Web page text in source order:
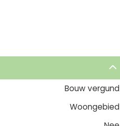
Bouw vergund
Woongebied